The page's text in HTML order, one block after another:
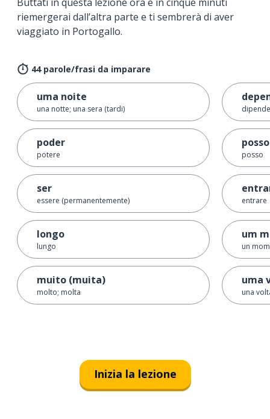
riemergerai dall’altra parte e ti sembrerà di aver
viaggiato in Portogallo.
44 parole/frasi da imparare
uma noite
una notte; una sera (tardi)
poder
potere
ser
essere (permanentemente)
longo
lungo
muito (muita)
molto; molta
posso
posso
entrare
um
un
uma
una
Inizia la lezione